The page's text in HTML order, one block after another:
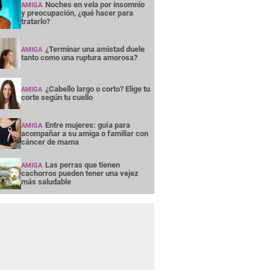
AMIGA Noches en vela por insomnio
y preocupación, ¿qué hacer para
tratarlo?
AMIGA ¿Terminar una amistad duele
tanto como una ruptura amorosa?
AMIGA ¿Cabello largo o corto? Elige tu
corte según tu cuello
AMIGA Entre mujeres: guía para
acompañar a su amiga o familiar con
cáncer de mama
AMIGA Las perras que tienen
cachorros pueden tener una vejez
más saludable